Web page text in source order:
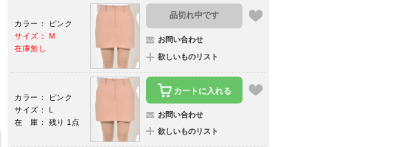
カラー： ピンク
サイズ： M
在庫無し
品切れ中です
お問い合わせ
欲しいものリスト
カラー： ピンク
サイズ： L
在 庫： 残り 1点
カートに入れる
お問い合わせ
欲しいものリスト